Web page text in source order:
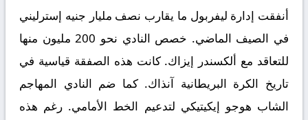
أنفقت إدارة ليفربول ما يقارب نصف مليار جنيه إسترليني
في الصيف الماضي. خصص النادي نحو 200 مليون منها
للتعاقد مع ألكسندر إيزاك. كانت هذه الصفقة قياسية في
تاريخ الكرة البريطانية آنذاك. كما ضم النادي المهاجم
الشاب هوجو إيكيتيكي لتدعيم الخط الأمامي. رغم هذه